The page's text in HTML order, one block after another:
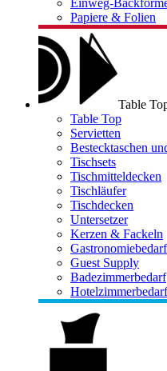
Einweg-
Papiere & Folien
Table
Table Top
Servietten
Bestecktaschen
Tischsets
Tischmitteldecken
Tischläufer
Tischdecken
Untersetzer
Kerzen & Fackeln
Gastronomiebedarf
Guest Supply
Badezimmerbedarf
Hotelzimmerbedarf